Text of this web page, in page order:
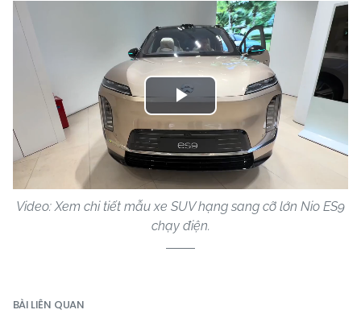
Play
Video
Video: Xem chi tiết mẫu xe SUV hạng sang cỡ lớn Nio ES9
chạy điện.
BÀI LIÊN QUAN